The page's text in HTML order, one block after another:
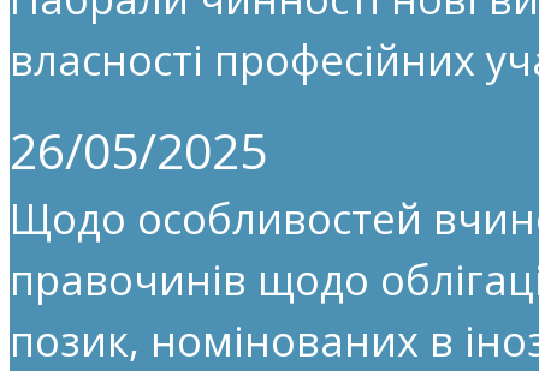
власності професійних
26/05/2025
Щодо особливостей
правочинів щодо
позик, номінованих в